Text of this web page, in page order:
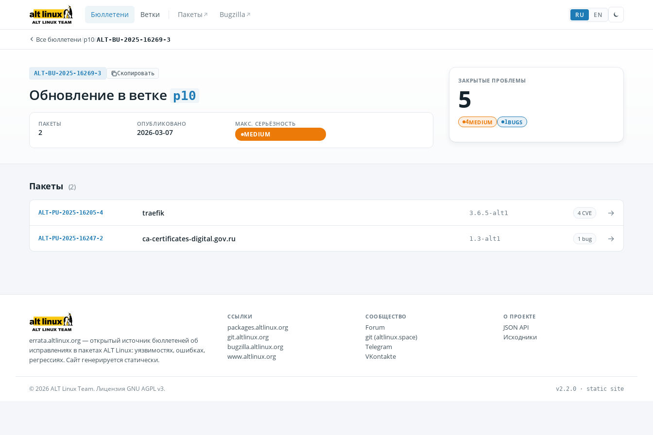
Бюллетени Ветки Пакеты Bugzilla RU EN
Все бюллетени/p10/ALT-BU-2025-16269-3
ALT-BU-2025-16269-3 Скопировать
Обновление в ветке p10
ПАКЕТЫ
2
ОПУБЛИКОВАНО
2026-03-07
МАКС. СЕРЬЁЗНОСТЬ
MEDIUM
ЗАКРЫТЫЕ ПРОБЛЕМЫ
5
4MEDIUM 1BUGS
Пакеты (2)
ALT-PU-2025-16205-4 traefik 3.6.5-alt1 4 CVE →
ALT-PU-2025-16247-2 ca-certificates-digital.gov.ru 1.3-alt1 1 bug →
errata.altlinux.org — открытый источник бюллетеней об
исправлениях в пакетах ALT Linux: уязвимостях, ошибках,
регрессиях. Сайт генерируется статически.
ССЫЛКИ
packages.altlinux.org
git.altlinux.org
bugzilla.altlinux.org
www.altlinux.org
СООБЩЕСТВО
Forum
git (altlinux.space)
Telegram
VKontakte
О ПРОЕКТЕ
JSON API
Исходники
© 2026 ALT Linux Team. Лицензия GNU AGPL v3. v2.2.0 · static site